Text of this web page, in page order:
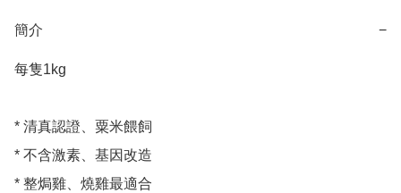
簡介 −
每隻1kg
* 清真認證、粟米餵飼
* 不含激素、基因改造
* 整焗雞、燒雞最適合